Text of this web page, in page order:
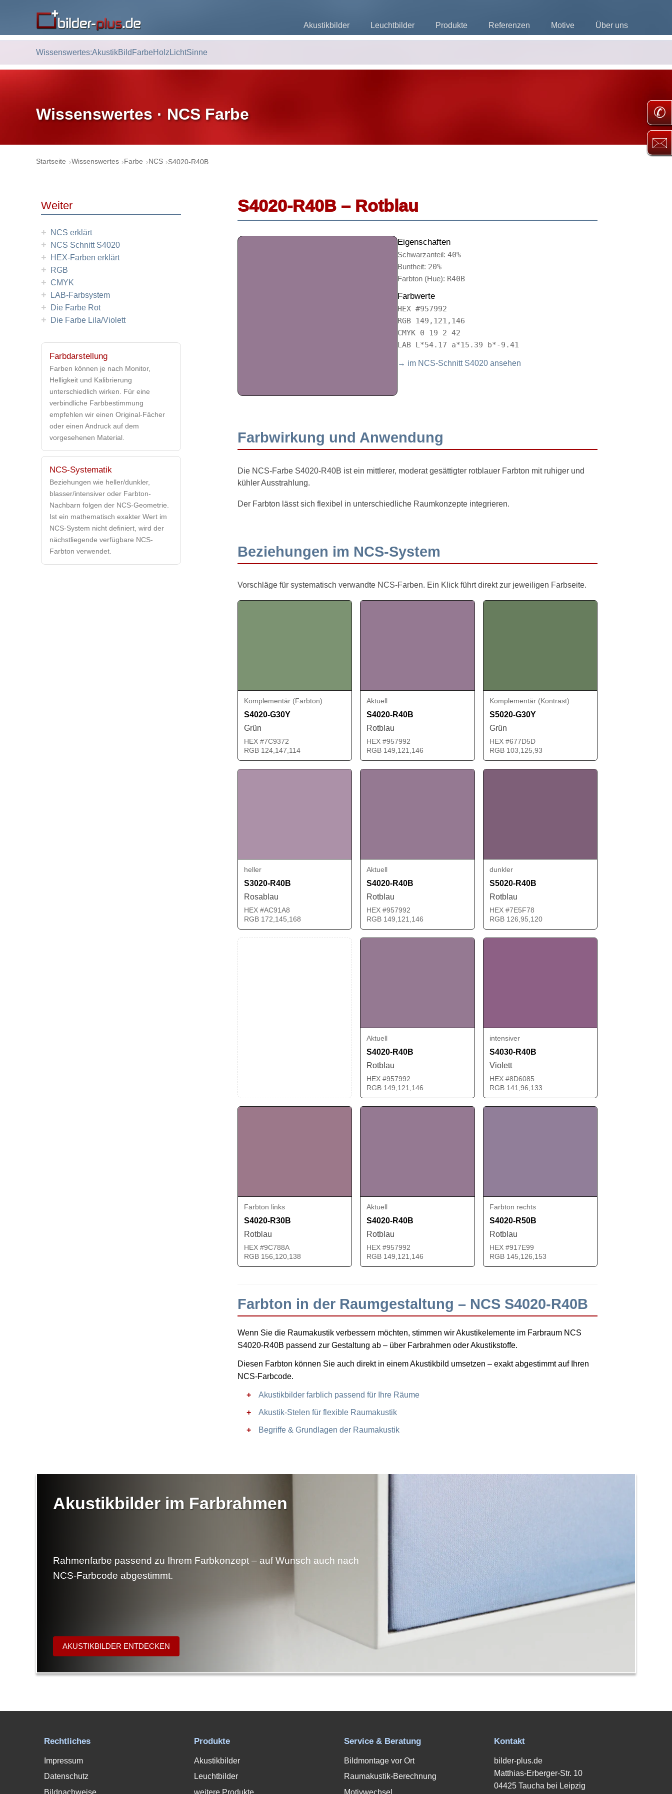
Akustikbilder Leuchtbilder Produkte Referenzen Motive Über uns
Wissenswertes:AkustikBild FarbeHolz LichtSinne
✆
🖂
Wissenswertes · NCS Farbe
Startseite Wissenswertes Farbe NCS S4020-R40B
S4020-R40B – Rotblau
Eigenschaften
Schwarzanteil:40%
Buntheit: 20%
Farbton (Hue): R40B
Farbwerte
HEX #957992
RGB 149,121,146
CMYK 0 19 2 42
LAB L*54.17 a*15.39 b*-9.41
→ im NCS-Schnitt S4020 ansehen
Farbwirkung und Anwendung
Die NCS-Farbe S4020-R40B ist ein mittlerer, moderat gesättigter rotblauer Farbton mit ruhiger und
kühler Ausstrahlung.
Der Farbton lässt sich flexibel in unterschiedliche Raumkonzepte integrieren.
Beziehungen im NCS-System
Vorschläge für systematisch verwandte NCS-Farben. Ein Klick führt direkt zur jeweiligen Farbseite.
Komplementär (Farbton)
S4020-G30Y
Grün
HEX #7C9372
RGB 124,147,114
Aktuell
S4020-R40B
Rotblau
HEX #957992
RGB 149,121,146
Komplementär (Kontrast)
S5020-G30Y
Grün
HEX #677D5D
RGB 103,125,93
heller
S3020-R40B
Rosablau
HEX #AC91A8
RGB 172,145,168
Aktuell
S4020-R40B
Rotblau
HEX #957992
RGB 149,121,146
dunkler
S5020-R40B
Rotblau
HEX #7E5F78
RGB 126,95,120
Aktuell
S4020-R40B
Rotblau
HEX #957992
RGB 149,121,146
intensiver
S4030-R40B
Violett
HEX #8D6085
RGB 141,96,133
Farbton links
S4020-R30B
Rotblau
HEX #9C788A
RGB 156,120,138
Aktuell
S4020-R40B
Rotblau
HEX #957992
RGB 149,121,146
Farbton rechts
S4020-R50B
Rotblau
HEX #917E99
RGB 145,126,153
Farbton in der Raumgestaltung – NCS S4020-R40B
Wenn Sie die Raumakustik verbessern möchten, stimmen wir Akustikelemente im Farbraum NCS
S4020-R40B passend zur Gestaltung ab – über Farbrahmen oder Akustikstoffe.
Diesen Farbton können Sie auch direkt in einem Akustikbild umsetzen – exakt abgestimmt auf Ihren
NCS-Farbcode.
Akustikbilder farblich passend für Ihre Räume
Akustik-Stelen für flexible Raumakustik
Begriffe & Grundlagen der Raumakustik
Weiter
+ NCS erklärt
+ NCS Schnitt S4020
+ HEX-Farben erklärt
+ RGB
+ CMYK
+ LAB-Farbsystem
+ Die Farbe Rot
+ Die Farbe Lila/Violett
Farbdarstellung
Farben können je nach Monitor,
Helligkeit und Kalibrierung
unterschiedlich wirken. Für eine
verbindliche Farbbestimmung
empfehlen wir einen Original-Fächer
oder einen Andruck auf dem
vorgesehenen Material.
NCS-Systematik
Beziehungen wie heller/dunkler,
blasser/intensiver oder Farbton-
Nachbarn folgen der NCS-Geometrie.
Ist ein mathematisch exakter Wert im
NCS-System nicht definiert, wird der
nächstliegende verfügbare NCS-
Farbton verwendet.
Akustikbilder im Farbrahmen
Rahmenfarbe passend zu Ihrem Farbkonzept – auf Wunsch auch nach
NCS-Farbcode abgestimmt.
AKUSTIKBILDER ENTDECKEN
Rechtliches
Impressum
Datenschutz
Bildnachweise
Produkte
Akustikbilder
Leuchtbilder
weitere Produkte
Service & Beratung
Bildmontage vor Ort
Raumakustik-Berechnung
Motivwechsel
Kontakt
bilder-plus.de
Matthias-Erberger-Str. 10
04425 Taucha bei Leipzig